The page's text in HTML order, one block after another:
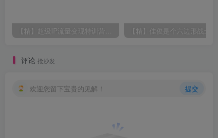
评论 抢沙发
欢迎您留下宝贵的见解！ 提交